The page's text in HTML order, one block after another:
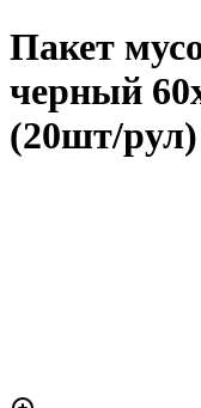
Пакет
черный
(20шт/